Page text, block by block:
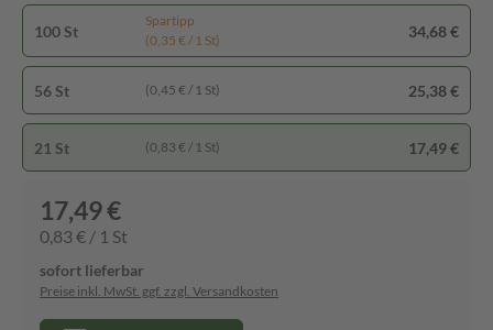
100 St
Spartipp
(0,35 € / 1 St)
34,68 €
56 St (0,45 € / 1 St) 25,38 €
21 St (0,83 € / 1 St) 17,49 €
17,49 €
0,83 € / 1 St
sofort lieferbar
Preise inkl. MwSt. ggf. zzgl. Versandkosten